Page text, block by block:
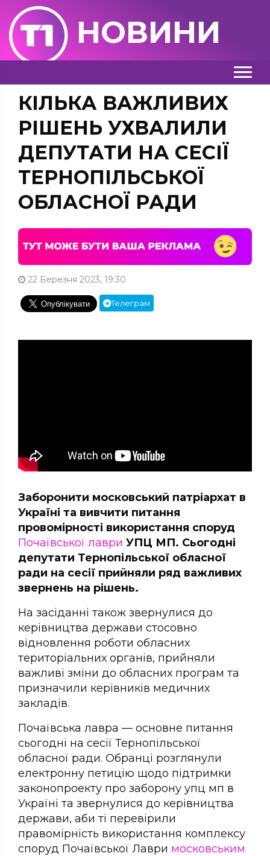
НОВИНИ
КІЛЬКА ВАЖЛИВИХ
РІШЕНЬ УХВАЛИЛИ
ДЕПУТАТИ НА СЕСІЇ
ТЕРНОПІЛЬСЬКОЇ
ОБЛАСНОЇ РАДИ
22 Березня 2023, 19:30
Телеграм
Заборонити московський патріархат в
Україні та вивчити питання
провомірності використання споруд
Почаївської лаври УПЦ МП. Сьогодні
депутати Тернопільської обласної
ради на сесії прийняли ряд важливих
звернень на рішень.
На засіданні також звернулися до
керівництва держави стосовно
відновлення роботи обласних
територіальних органів, прийняли
важливі зміни до обласних програм та
призначили керівників медичних
закладів.
Почаївська лавра — основне питання
сьогодні на сесії Тернопільської
обласної ради. Обранці розглянули
електронну петицію щодо підтримки
законопроекту про заборону упц мп в
Україні та звернулися до керівництва
держави, аби ті перевірили
правомірність використання комплексу
споруд Почаївської Лаври московським